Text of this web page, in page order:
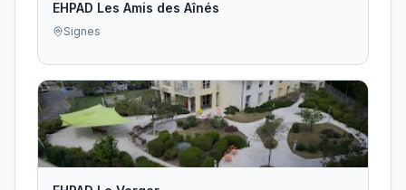
EHPAD Les Amis des Aînés
Signes